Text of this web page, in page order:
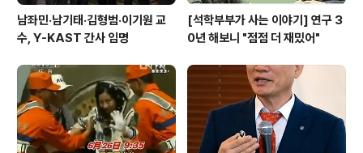
남좌민·남기태·김형범·이기원 교
수, Y-KAST 간사 임명
[석학부부가 사는 이야기] 연구 3
0년 해보니 "점점 더 재밌어"